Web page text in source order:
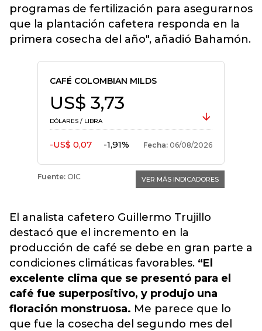
programas de fertilización para asegurarnos
que la plantación cafetera responda en la
primera cosecha del año", añadió Bahamón.
El analista cafetero Guillermo Trujillo
destacó que el incremento en la
producción de café se debe en gran parte a
condiciones climáticas favorables. “El
excelente clima que se presentó para el
café fue superpositivo, y produjo una
floración monstruosa. Me parece que lo
que fue la cosecha del segundo mes del